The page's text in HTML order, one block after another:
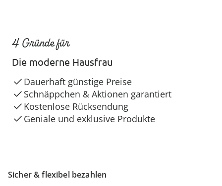
Sicher & flexibel bezahlen
4 Gründe für
Die moderne Hausfrau
Dauerhaft günstige Preise
Schnäppchen & Aktionen garantiert
Kostenlose Rücksendung
Geniale und exklusive Produkte